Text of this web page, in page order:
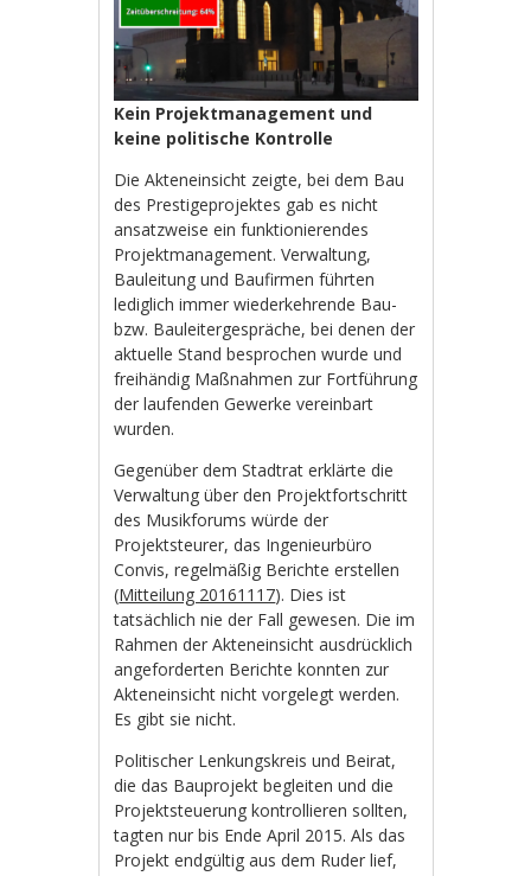
Kein Projektmanagement und
keine politische Kontrolle
Die Akteneinsicht zeigte, bei dem Bau
des Prestigeprojektes gab es nicht
ansatzweise ein funktionierendes
Projektmanagement. Verwaltung,
Bauleitung und Baufirmen führten
lediglich immer wiederkehrende Bau-
bzw. Bauleitergespräche, bei denen der
aktuelle Stand besprochen wurde und
freihändig Maßnahmen zur Fortführung
der laufenden Gewerke vereinbart
wurden.
Gegenüber dem Stadtrat erklärte die
Verwaltung über den Projektfortschritt
des Musikforums würde der
Projektsteurer, das Ingenieurbüro
Convis, regelmäßig Berichte erstellen
(Mitteilung 20161117). Dies ist
tatsächlich nie der Fall gewesen. Die im
Rahmen der Akteneinsicht ausdrücklich
angeforderten Berichte konnten zur
Akteneinsicht nicht vorgelegt werden.
Es gibt sie nicht.
Politischer Lenkungskreis und Beirat,
die das Bauprojekt begleiten und die
Projektsteuerung kontrollieren sollten,
tagten nur bis Ende April 2015. Als das
Projekt endgültig aus dem Ruder lief,